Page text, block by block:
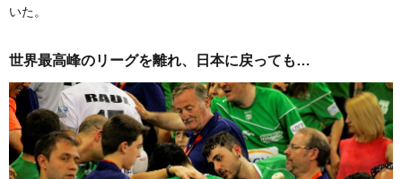
いた。
世界最高峰のリーグを離れ、日本に戻っても…